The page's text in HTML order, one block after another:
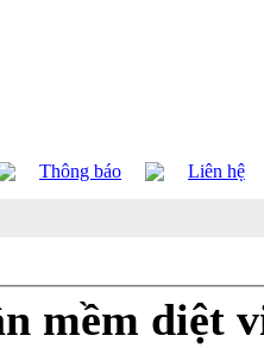
Thông báo Liên hệ
mềm diệt